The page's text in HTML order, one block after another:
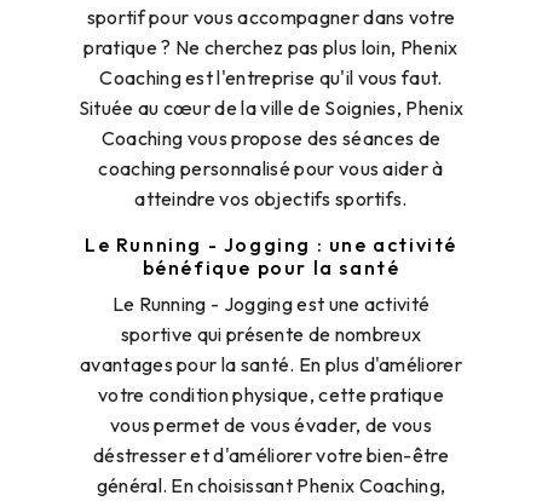
sportif pour vous accompagner dans votre
pratique ? Ne cherchez pas plus loin, Phenix
Coaching est l'entreprise qu'il vous faut.
Située au cœur de la ville de Soignies, Phenix
Coaching vous propose des séances de
coaching personnalisé pour vous aider à
atteindre vos objectifs sportifs.
Le Running - Jogging : une activité
bénéfique pour la santé
Le Running - Jogging est une activité
sportive qui présente de nombreux
avantages pour la santé. En plus d'améliorer
votre condition physique, cette pratique
vous permet de vous évader, de vous
déstresser et d'améliorer votre bien-être
général. En choisissant Phenix Coaching,